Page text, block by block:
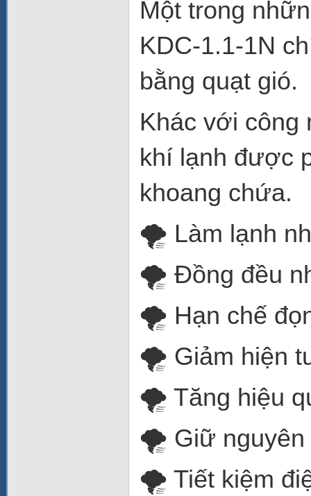
Một trong
KDC-1.1-1N
bằng quạt gió.
Khác với công
khí lạnh được
khoang chứa.
🌪️ Làm lạnh
🌪️ Đồng đều
🌪️ Hạn chế
🌪️ Giảm hiện
🌪️ Tăng hiệu
🌪️ Giữ nguyên
🌪️ Tiết kiệm